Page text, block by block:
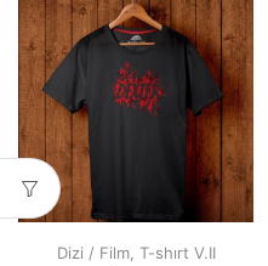
Dizi / Film, T-shırt V.II